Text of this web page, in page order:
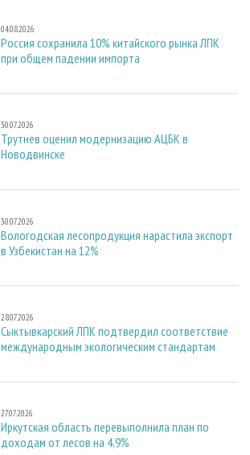
04.08.2026
Россия сохранила 10% китайского рынка ЛПК
при общем падении импорта
30.07.2026
Трутнев оценил модернизацию АЦБК в
Новодвинске
30.07.2026
Вологодская лесопродукция нарастила экспорт
в Узбекистан на 12%
28.07.2026
Сыктывкарский ЛПК подтвердил соответствие
международным экологическим стандартам
27.07.2026
Иркутская область перевыполнила план по
доходам от лесов на 4,9%